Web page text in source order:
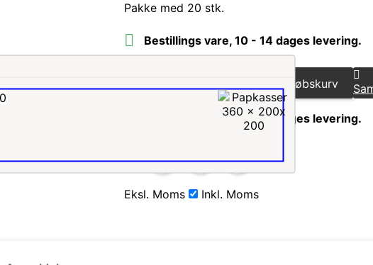
Pakke med 20 stk.
 Bestillings vare, 10 - 14 dages levering.
Læg i indkøbskurv
Bestillings vare, 10 - 14 dages levering.
Del
Eksl. Moms Inkl. Moms